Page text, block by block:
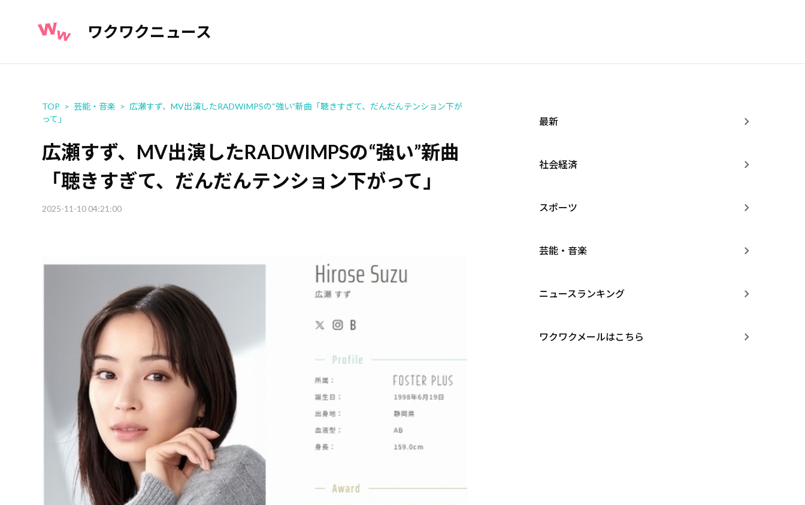
ワクワクニュース
TOP 芸能・音楽
広瀬すず、MV出演したRADWIMPSの“強い”新曲「聴きすぎて、だんだんテンション下が
って」
広瀬すず、MV出演したRADWIMPSの“強い”新曲
「聴きすぎて、だんだんテンション下がって」
2025-11-10 04:21:00
最新
社会経済
スポーツ
芸能・音楽
ニュースランキング
ワクワクメールはこちら